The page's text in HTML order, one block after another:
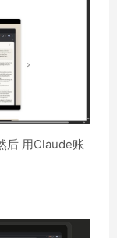
后 用Claude账